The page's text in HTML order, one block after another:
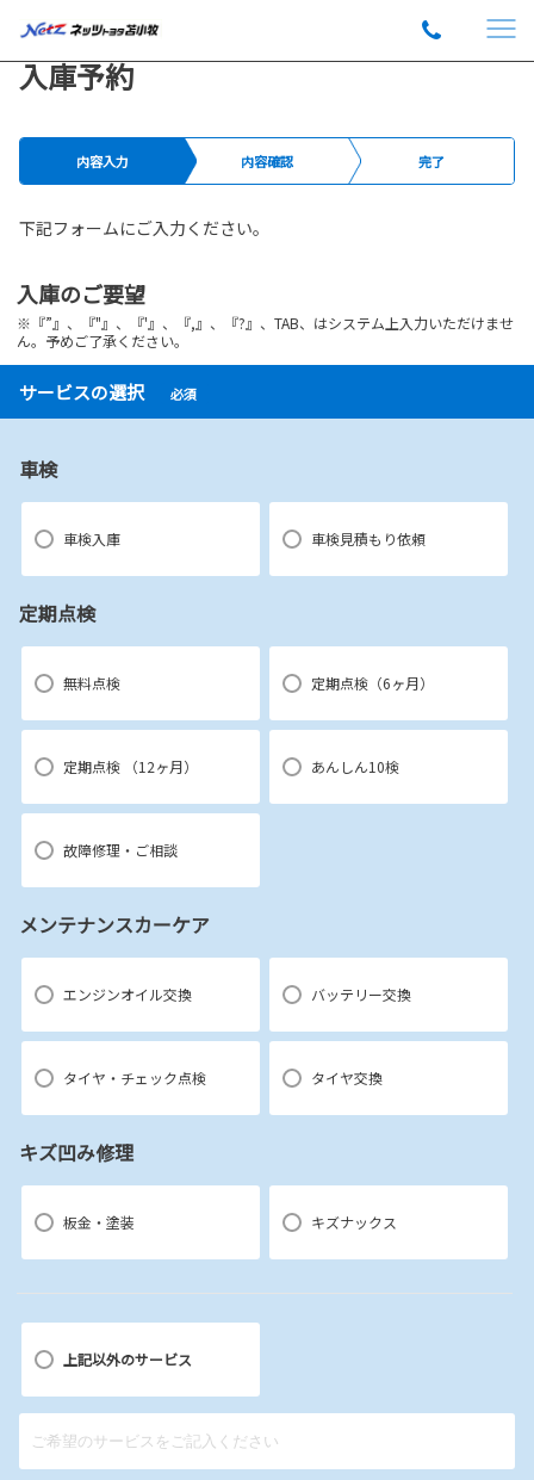
入庫予約
内容入力 内容確認 完了
下記フォームにご入力ください。
入庫のご要望
※『”』、『"』、『'』、『,』、『?』、TAB、はシステム上入力いただけませ
ん。予めご了承ください。
サービスの選択 必須
車検
車検入庫 車検見積もり依頼
定期点検
無料点検 定期点検（6ヶ月）
定期点検 （12ヶ月） あんしん10検
故障修理・ご相談
メンテナンスカーケア
エンジンオイル交換 バッテリー交換
タイヤ・チェック点検 タイヤ交換
キズ凹み修理
板金・塗装 キズナックス
上記以外のサービス